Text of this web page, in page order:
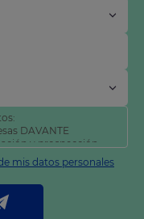
DAVANTE
y prospección
sus datos, así
en nuestra
mis datos personales